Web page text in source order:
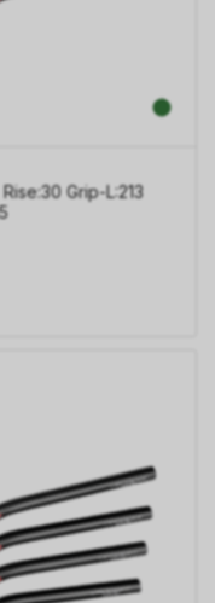
Grip-L:213